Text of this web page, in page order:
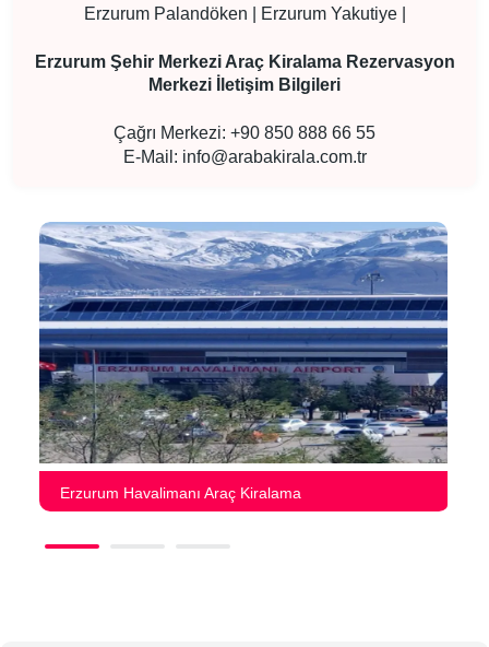
Erzurum Palandöken | Erzurum Yakutiye |
Erzurum Şehir Merkezi Araç Kiralama Rezervasyon
Merkezi İletişim Bilgileri
Çağrı Merkezi: +90 850 888 66 55
E-Mail: info@arabakirala.com.tr
Erzurum Havalimanı Araç Kiralama